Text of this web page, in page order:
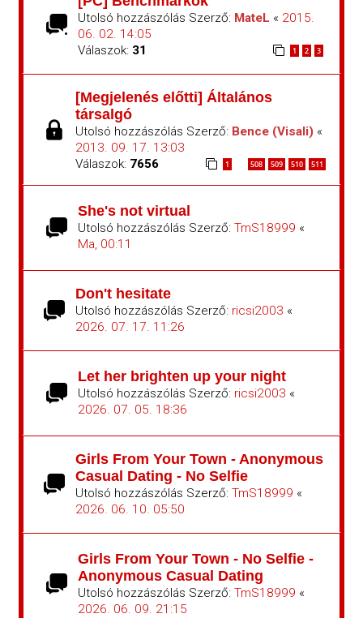
Utolsó hozzászólás Szerző: MateL « 2015.
06. 02. 14:05
Válaszok: 31 1 2 3
[Megjelenés előtti] Általános
társalgó
Utolsó hozzászólás Szerző: Bence (Visali)«
2013. 09. 17. 13:03
Válaszok: 7656 1 508 509 510 511
She's not virtual
Utolsó hozzászólás Szerző: TmS18999 «
Ma, 00:11
Don't hesitate
Utolsó hozzászólás Szerző: ricsi2003 «
2026. 07. 17. 11:26
Let her brighten up your night
Utolsó hozzászólás Szerző: ricsi2003 «
2026. 07. 05. 18:36
Girls From Your Town - Anonymous
Casual Dating - No Selfie
Utolsó hozzászólás Szerző: TmS18999 «
2026. 06. 10. 05:50
Girls From Your Town - No Selfie -
Anonymous Casual Dating
Utolsó hozzászólás Szerző: TmS18999 «
2026. 06. 09. 21:15